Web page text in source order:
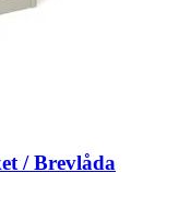
/ Brevlåda